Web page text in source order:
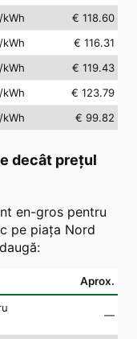
/kWh
€ 118.60
/kWh
€ 116.31
/kWh
€ 119.43
/kWh
€ 123.79
/kWh € 99.82
decât prețul
en-gros pentru
pe piața Nord
Aprox.
—